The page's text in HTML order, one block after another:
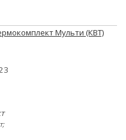
Мульти (КВТ)
3